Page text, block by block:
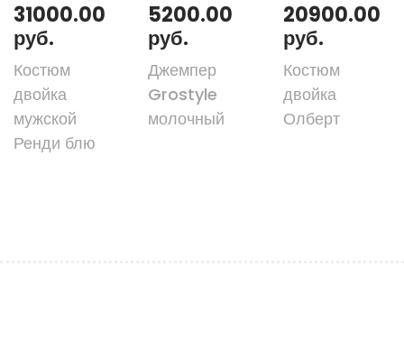
31000.00
руб.
Костюм
двойка
мужской
Ренди блю
5200.00
руб.
Джемпер
Grostyle
молочный
20900.00
руб.
Костюм
двойка
Олберт